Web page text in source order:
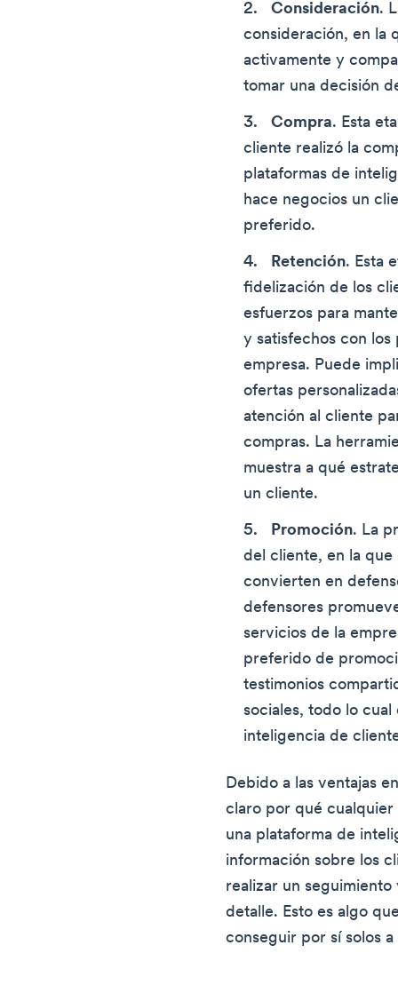
Consideración.
consideración, en la
activamente y
tomar una decisión
Compra. Esta
cliente realizó la
plataformas de
hace negocios un
preferido.
Retención. Esta
fidelización de los
esfuerzos para
y satisfechos con
empresa. Puede
ofertas
atención al cliente
compras. La
muestra a qué
un cliente.
Promoción. La
del cliente, en la que
convierten en
defensores
servicios de la
preferido de
testimonios
sociales, todo lo
inteligencia de
Debido a las ventajas
claro por qué
una plataforma de
información sobre los
realizar un
detalle. Esto es algo
conseguir por sí solos a